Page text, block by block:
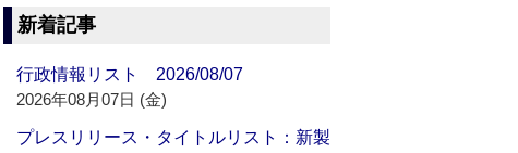
新着記事
行政情報リスト 2026/08/07
2026年08月07日 (金)
プレスリリース・タイトルリスト：新製